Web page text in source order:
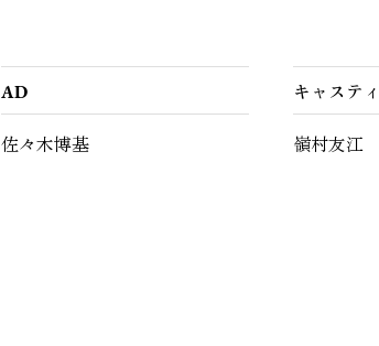
AD
佐々木博基
キャステ
嶺村友江